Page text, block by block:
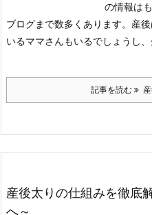
の情報は
ブログまで数多くあります。 産
いるママさんもいるでしょうし
記事を読む
産後太りの仕組みを徹底
へ～